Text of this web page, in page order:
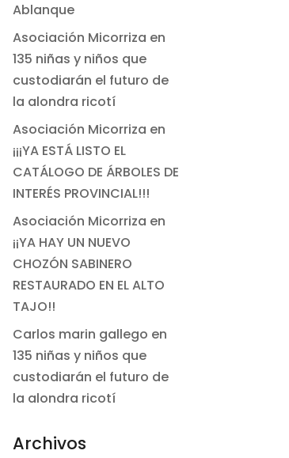
Ablanque
Asociación Micorriza en
135 niñas y niños que
custodiarán el futuro de
la alondra ricotí
Asociación Micorriza en
¡¡¡YA ESTÁ LISTO EL
CATÁLOGO DE ÁRBOLES DE
INTERÉS PROVINCIAL!!!
Asociación Micorriza en
¡¡YA HAY UN NUEVO
CHOZÓN SABINERO
RESTAURADO EN EL ALTO
TAJO!!
Carlos marin gallego en
135 niñas y niños que
custodiarán el futuro de
la alondra ricotí
Archivos